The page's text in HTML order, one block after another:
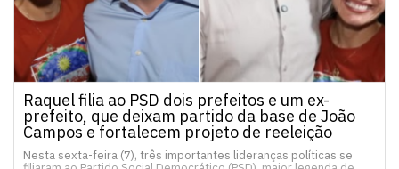
Raquel filia ao PSD dois prefeitos e um ex-
prefeito, que deixam partido da base de João
Campos e fortalecem projeto de reeleição
Nesta sexta-feira (7), três importantes lideranças políticas se